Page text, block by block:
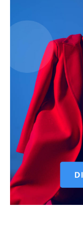
Hasznos
bSZ fiók